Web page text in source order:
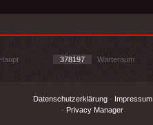
378197 Warteraum
Datenschutzerklärung- Impressum
- Privacy Manager